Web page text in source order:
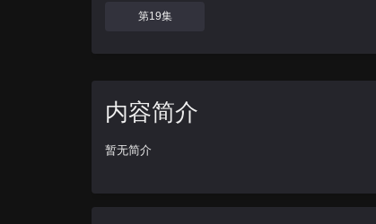
第19集
内容简介
暂无简介